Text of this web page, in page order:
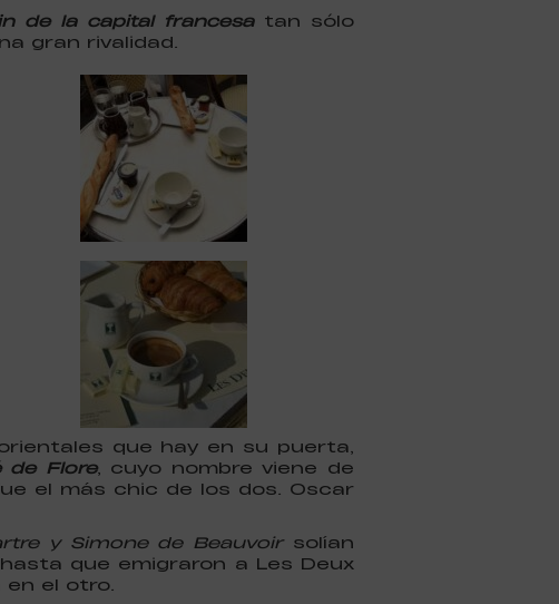
de la capital francesa tan sólo
gran rivalidad.
que hay en su puerta,
de Flore, cuyo nombre viene de
el más chic de los dos. Oscar
y Simone de Beauvoirsolían
que emigraron a Les Deux
el otro.